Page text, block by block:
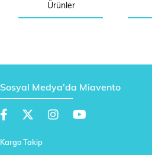
Ürünler
Sosyal Medya'da Miavento
Kargo Takip